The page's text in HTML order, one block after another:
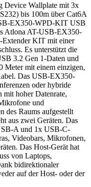
Device Wallplate mit 3x
bis 100m über Cat6A
EX350-WPD-KIT USB
Atlona AT-USB-EX350-
KIT mit einer
Es unterstützt die
3.2 Gen 1-Daten und
Meter mit einem einzigen,
Das USB-EX350-
oder hybride
mit hoher Datenrate,
und
des Raums aufgestellt
aus zwei Geräten. Das
A und 1x USB-C-
Videobars, Mikrofonen,
Das Host-Gerät hat
von Laptops,
bidirektionaler
auf der Host- oder der